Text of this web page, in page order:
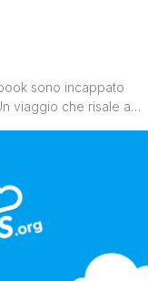
sono incappato
viaggio che risale a
easyJet eravamo
Eravamo ancora